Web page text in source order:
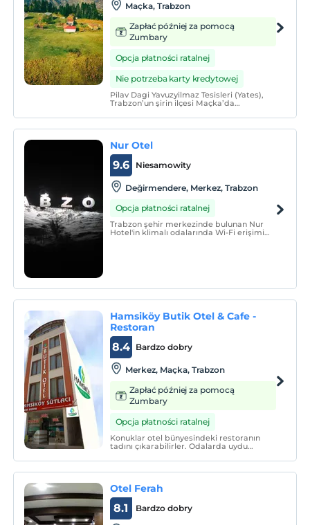
Maçka, Trabzon
Zapłać później za pomocą
Zumbary
Opcja płatności ratalnej
Nie potrzeba karty kredytowej
Pilav Dagi Yavuzyilmaz Tesisleri (Yates),
Trabzon’un şirin ilçesi Maçka’da
(Lagana) olarak bilinen bölge içerisinde
yer alan tesisimiz, manzarası ve temiz
vermektedir.
Nur Otel
Niesamowity
9.6
Değirmendere, Merkez, Trabzon
Opcja płatności ratalnej
Trabzon şehir merkezinde bulunan Nur
Hotel'in klimalı odalarında Wi-Fi erişimi
Hamsiköy Butik Otel & Cafe -
Restoran
Bardzo dobry
8.4
Merkez, Maçka, Trabzon
Zapłać później za pomocą
Zumbary
Opcja płatności ratalnej
Konuklar otel bünyesindeki restoranın
tadını çıkarabilirler. Odalarda uydu
bulunmaktadır. Odada bir su ısıtıcısı
bulacaksınız. Odalarda küvetli özel banyo
Otel Ferah
Bardzo dobry
8.1